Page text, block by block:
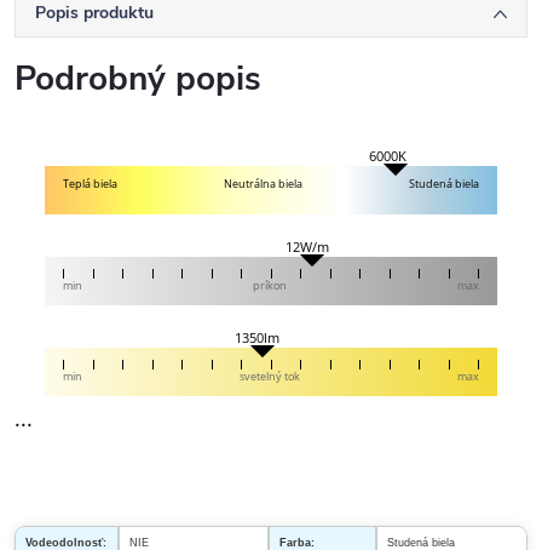
Popis produktu
Podrobný popis
6000K
Teplá biela Neutrálna biela Studená biela
12W/m
min príkon max
1350lm
min svetelný tok max
...
Vodeodolnosť: NIE Farba: Studená biela